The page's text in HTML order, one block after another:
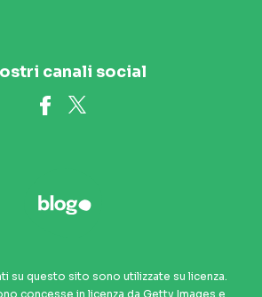
canali social
su questo sito sono utilizzate su licenza.
concesse in licenza da Getty Images e